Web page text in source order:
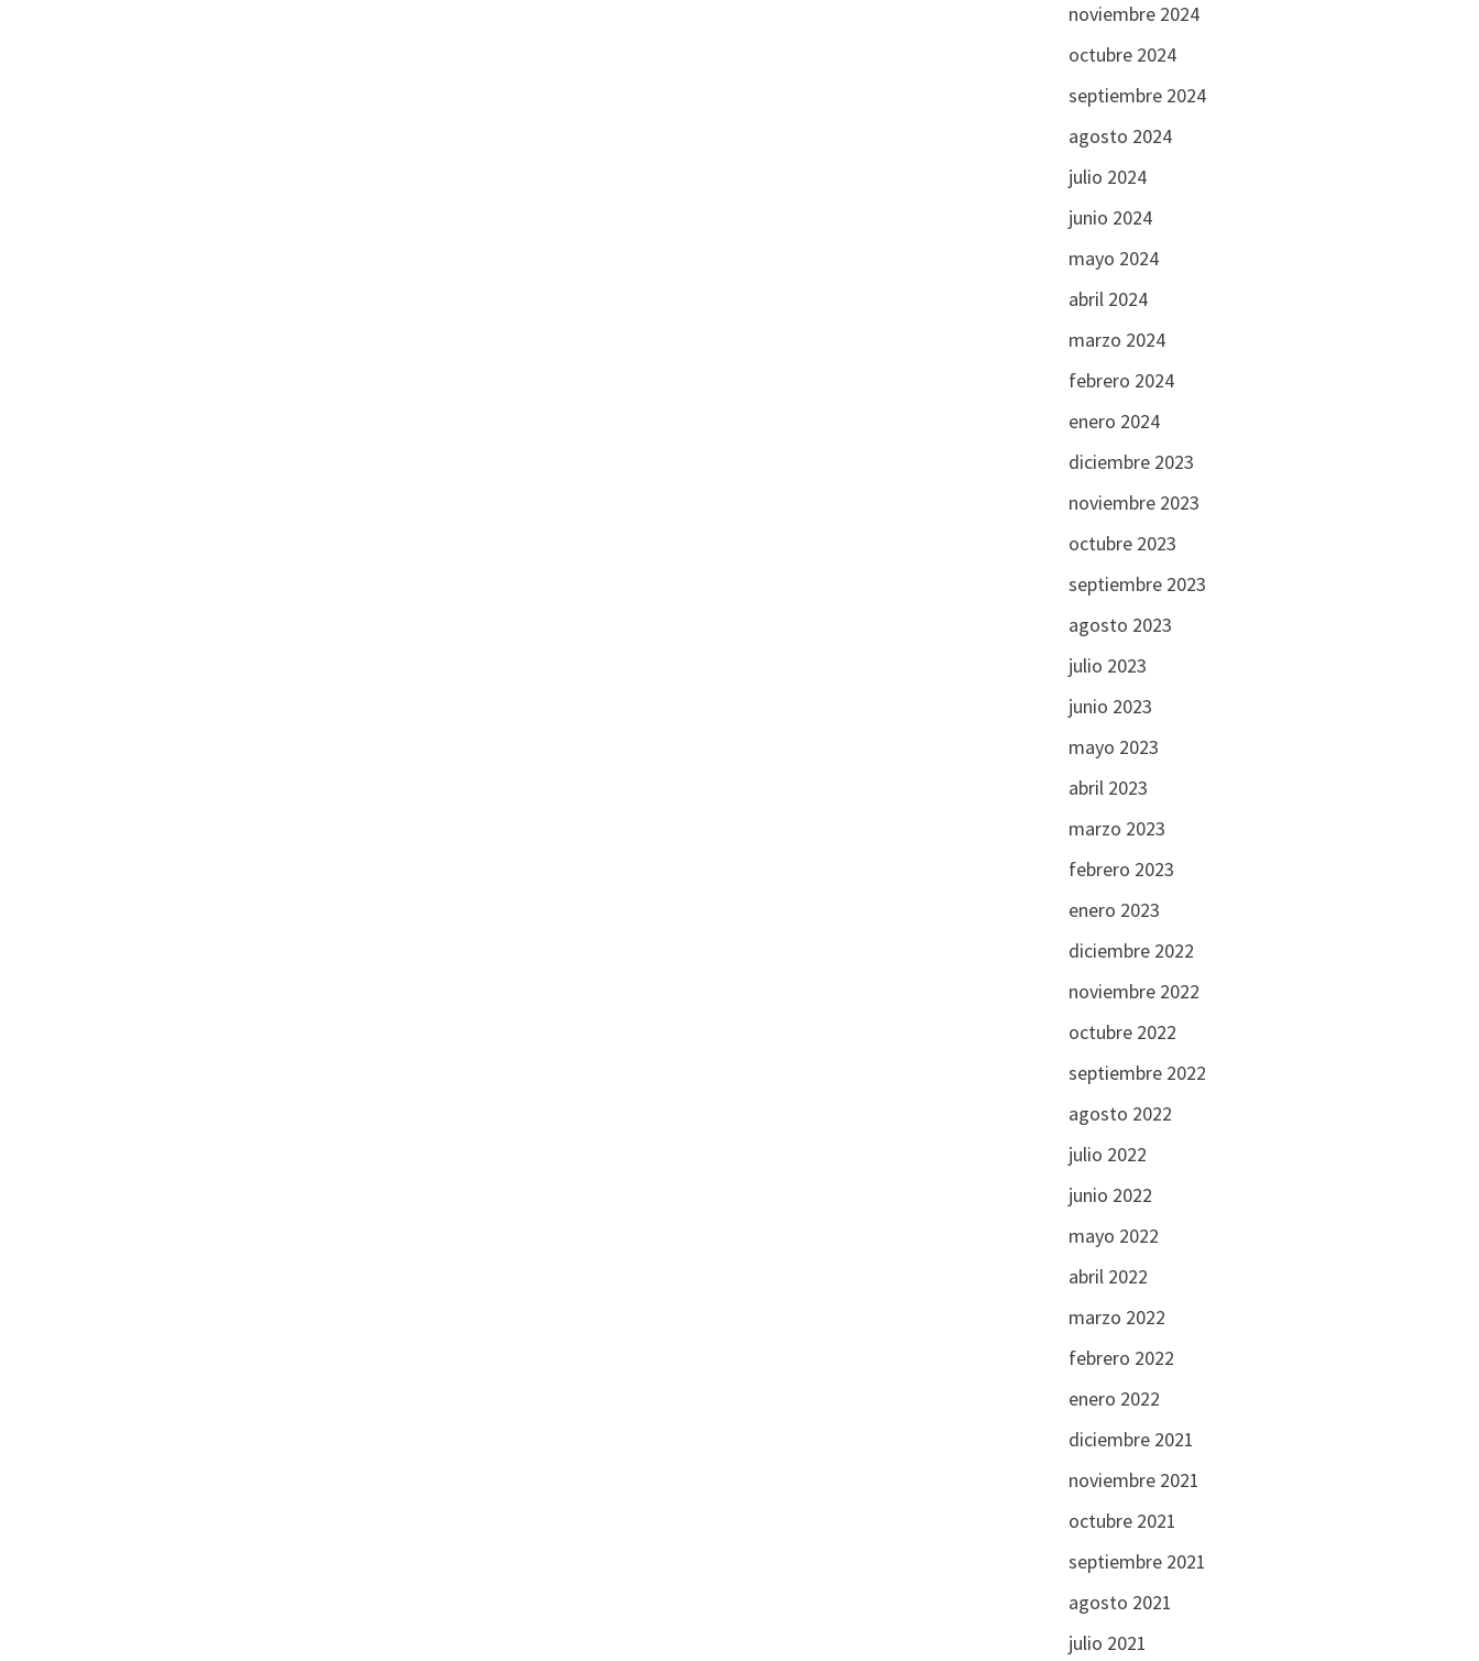
noviembre 2024
octubre 2024
septiembre 2024
agosto 2024
julio 2024
junio 2024
mayo 2024
abril 2024
marzo 2024
febrero 2024
enero 2024
diciembre 2023
noviembre 2023
octubre 2023
septiembre 2023
agosto 2023
julio 2023
junio 2023
mayo 2023
abril 2023
marzo 2023
febrero 2023
enero 2023
diciembre 2022
noviembre 2022
octubre 2022
septiembre 2022
agosto 2022
julio 2022
junio 2022
mayo 2022
abril 2022
marzo 2022
febrero 2022
enero 2022
diciembre 2021
noviembre 2021
octubre 2021
septiembre 2021
agosto 2021
julio 2021